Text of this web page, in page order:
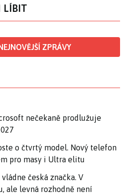
LÍBIT
ZPRÁVY
nečekaně prodlužuje
o čtvrtý model. Nový telefon
pro masy i Ultra elitu
česká značka. V
ale levná rozhodně není